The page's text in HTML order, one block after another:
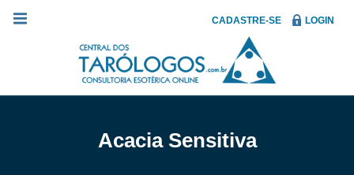
CADASTRE-SE LOGIN
Acacia Sensitiva